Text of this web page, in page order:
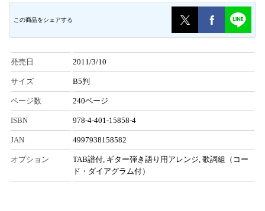
この商品をシェアする
発売日 2011/3/10
サイズ B5判
ページ数 240ページ
ISBN 978-4-401-15858-4
JAN 4997938158582
オプション
TAB譜付, ギター弾き語り用アレンジ, 歌詞組（コー
ド・ダイアグラム付）